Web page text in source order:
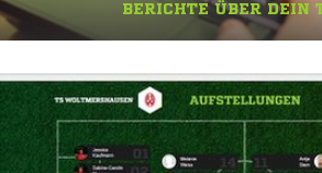
BERICHTE ÜBER DEIN